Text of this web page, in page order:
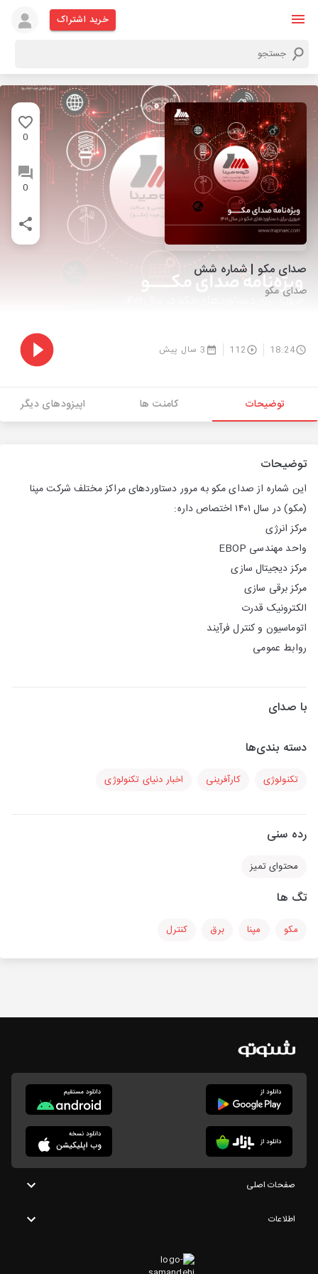
خرید اشتراک
0
0
صدای مکو | شماره شش
صدای مکو
18:24
112 3 سال پیش
توضیحات کامنت ها اپیزودهای دیگر
توضیحات
این شماره از صدای مکو به مرور دستاوردهای مراکز مختلف شرکت مپنا
(مکو) در سال ۱۴۰۱ اختصاص داره:
مرکز انرژی
واحد مهندسی EBOP
مرکز دیجیتال سازی
مرکز برقی سازی
الکترونیک قدرت
اتوماسیون و کنترل فرآیند
روابط عمومی
با صدای
دسته بندی‌ها
تکنولوژی کارآفرینی اخبار دنیای تکنولوژی
رده سنی
محتوای تمیز
تگ ها
مکو مپنا برق کنترل
صفحات اصلی
اطلاعات